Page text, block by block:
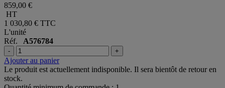
859,00 €
HT
1 030,80 € TTC
L'unité
Réf. A576784
- +
Ajouter au panier
Le produit est actuellement indisponible. Il sera bientôt de retour en
stock.